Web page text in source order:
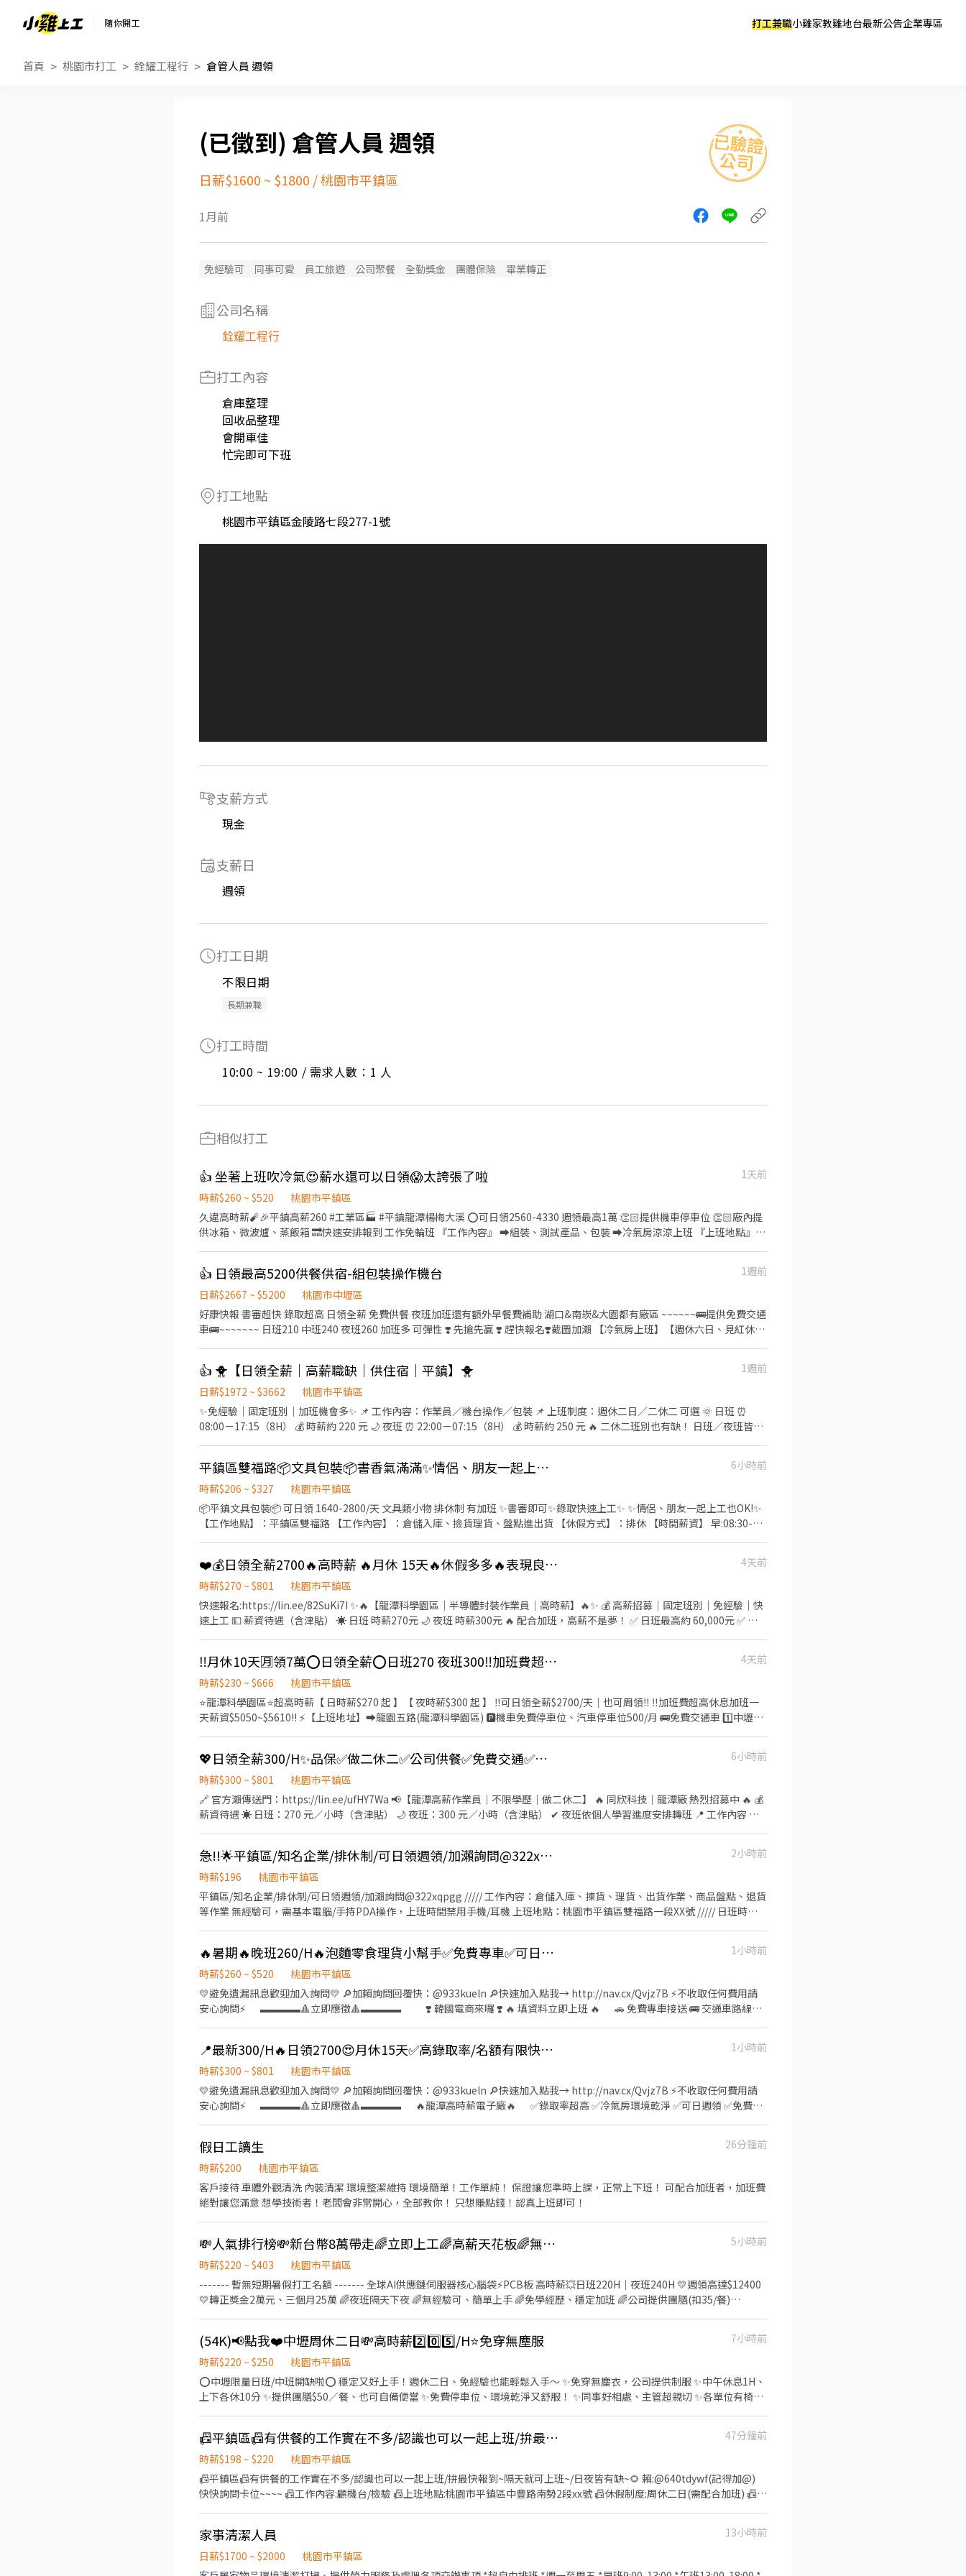
隨你開工 打工兼職小雞家教雞地台最新公告企業專區
首頁 桃園市打工 銓耀工程行 倉管人員 週領
倉管人員 週領
日薪$1600 ~ $1800 /桃園市平鎮區
1月前
免經驗可 同事可愛 員工旅遊 公司聚餐 全勤獎金 團體保險 畢業轉正
公司名稱
銓耀工程行
打工內容
倉庫整理
回收品整理
會開車佳
忙完即可下班
打工地點
桃園市平鎮區金陵路七段277-1號
支薪方式
現金
支薪日
週領
打工日期
不限日期
長期兼職
打工時間
10:00 ~ 19:00 / 需求人數：1 人
相似打工
👍 坐著上班吹冷氣😍薪水還可以日領😱太誇張了啦
1天前
時薪$260 ~ $520
桃園市平鎮區
久違高時薪🧨🎉平鎮高薪260 #工業區🏭 #平鎮龍潭楊梅大溪 ⭕️可日領2560-4330 週領最高1萬 👏🏻提供機車停車位 👏🏻廠內提
供冰箱、微波爐、蒸飯箱 🔜快速安排報到 工作免輪班 『工作內容』 ➡️組裝、測試產品、包裝 ➡️冷氣房涼涼上班 『上班地點』
﹌﹌﹌﹌﹌﹌﹌﹌﹌﹌﹌ ᴸᴵᴺᴱ ᴵᴰ ➞ @976lgyne (點網址即可加入) 日領高薪🔜包子推薦給你💖 加入後 提供『職缺截圖+姓名+電
話』 快速幫你安排上工✌ https://lin.ee/CcskdiH
👍 日領最高5200供餐供宿-組包裝操作機台
1週前
日薪$2667 ~ $5200
桃園市中壢區
好康快報 書審超快 錄取超高 日領全薪 免費供餐 夜班加班還有額外早餐費補助 湖口&南崁&大園都有廠區 ~~~~~~🚌提供免費交通
車🚌~~~~~~~ 日班210 中班240 夜班260 加班多 可彈性 ❣️ 先搶先贏 ❣️ 趕快報名❣️截圖加瀨 【冷氣房上班】【週休六日、見紅休】
薪 #高額週領一萬 #轉他人帳戶 #現金 ⚡️⚡️⚡️名額有限 截圖✚ ʟɪɴᴇ 報名 ⚡️⚡️⚡️ 安心求職請找💼徐小姐 點擊快速✚好友：
https://lin.ee/JefzYJo
👍 🐥【日領全薪｜高薪職缺｜供住宿｜平鎮】🐥
1週前
日薪$1972 ~ $3662
桃園市平鎮區
✨免經驗｜固定班別｜加班機會多✨ 📌 工作內容：作業員／機台操作／包裝 📌 上班制度：週休二日／二休二 可選 🌞 日班 ⏰
08:00－17:15（8H） 💰 時薪約 220 元 🌙 夜班 ⏰ 22:00－07:15（8H） 💰 時薪約 250 元 🔥 二休二班別也有缺！ 日班／夜班皆可
提供住宿 #平鎮 #中壢#桃園 #八德 #日領全薪 #高額週領一萬 #轉他人帳戶 #現金 ⚡️⚡️⚡️名額有限 截圖✚ ʟɪɴᴇ 報名 ⚡️⚡️⚡️ 安心求職請
找💼徐小姐 點擊快速✚好友： https://lin.ee/JefzYJo
平鎮區雙福路📦文具包裝📦書香氣滿滿✨情侶、朋友一起上工也OK✨
6小時前
時薪$206 ~ $327
桃園市平鎮區
📦平鎮文具包裝📦 可日領 1640-2800/天 文具類小物 排休制 有加班 ✨書審即可✨錄取快速上工✨ ✨情侶、朋友一起上工也OK!✨
【工作地點】：平鎮區雙福路 【工作內容】：倉儲入庫、撿貨理貨、盤點進出貨 【休假方式】：排休 【時間薪資】 早:08:30-
徵請詢問我❤️ ❤️馬上為你安排❤️ 這裡加 👉 : @304xehir (要加@喔!!!) 📱 📱 電話 : 0973-678-006 優質-鍾小姐
https://lin.ee/l0gXf3R
❤️💰日領全薪2700🔥高時薪 🔥月休 15天🔥休假多多🔥表現良好可轉正
4天前
時薪$270 ~ $801
桃園市平鎮區
快速報名:https://lin.ee/82SuKi7I ✨🔥【龍潭科學園區｜半導體封裝作業員｜高時薪】🔥✨ 💰 高薪招募｜固定班別｜免經驗｜快
速上工 💵 薪資待遇（含津貼） ☀️ 日班 時薪270元 🌙 夜班 時薪300元 🔥 配合加班，高薪不是夢！ ✅ 日班最高約 60,000元 ✅ 夜
━━━━━━━━━━━━━━ 🛠 工作內容 ✔ 客製化半導體微型模組封裝 ✔ 機台操作、上下料 ✔ 產品組裝、檢驗、包裝 ✔ 完
成主管交辦事項 ━━━━━━━━━━━━━━ ⏰ 上班時間 ☀️ 日班｜07:00－19:10 🌙 夜班｜19:00－07:10 📅 做二休二（固定
班別） 🍱 中午休息60分鐘，用餐自理 ━━━━━━━━━━━━━━ 🎁 福利制度 ✅ 勞保、健保、勞退6%提撥 ✅ 三節禮金（依
公司規定） ✅ 工作穩定、長期職缺 ✅ 日領／週領制度 ✅ 免經驗可，完整教育訓練 📌 應徵條件 ✔ 可接受久站作業 ✔ 可配合搬運
物料 ✔ 可配合加班 ✔無塵衣 ✔顯微鏡 📩 想加入半導體產業、挑戰高薪嗎？ 歡迎立即私訊報名或預約面試，名額有限，額滿為
止！
‼️月休10天🈷️領7萬⭕日領全薪⭕日班270 夜班300‼️加班費超高~
4天前
時薪$230 ~ $666
桃園市平鎮區
⭐龍潭科學園區⭐超高時薪【 日時薪$270 起 】【 夜時薪$300 起 】 ‼️可日領全薪$2700/天｜也可周領‼️ ‼️加班費超高休息加班一
天薪資$5050~$5610‼️ ⚡【上班地址】➡️龍園五路(龍潭科學園區) 🅿️機車免費停車位、汽車停車位500/月 🚌免費交通車 1️⃣中壢➜
IPQC、FQC、OQC等各項品質管理與產品檢驗、測試相關作業 ◆ 品質異常、不良品等相關處理作業 ◆ 各項檢驗紀錄、品質報告
及文件報表製作整理 ◆ 主管交辦事項 【上班時間＆薪資 】(含津貼+加班費) ❤️日班➜ 07:00-19:10【 時薪270/H 起 】 【月休15
天 】➜🈷️入$40,500 【加班4天 】➜🈷️入$60,700 ❤️夜班➜ 19:00-07:10 【 時薪300/H 起 】 【月休15天 】➜🈷️入$45,000 【加班4
天】➜🈷️入$67,440 - ✅享勞健保、勞退6％ ✅滿三個月享三節禮金 ✅每月15號發薪(可日領，周領) ⭕工作須配合訂單休假日加班
⭕工作久坐、穿戴全套無塵衣+顯微鏡 ♡♡♡♡ 小靜 ▶️加LI.NE詢問回覆快：@slq3097j ▶️連結加入→https://lin.ee/EkYUPQM
【截圖】想諮詢的工作ʟɪɴᴇ我♡24H回復♡ ❤️免服務費❌免抽成❌免扣薪❤️
💖日領全薪300/H✨品保✅做二休二✅公司供餐✅免費交通✅免費停車
6小時前
時薪$300 ~ $801
桃園市平鎮區
🔗 官方瀨傳送門：https://lin.ee/ufHY7Wa 📢【龍潭高薪作業員｜不限學歷｜做二休二】 🔥 同欣科技｜龍潭廠 熱烈招募中 🔥 💰
薪資待遇 ☀️ 日班：270 元／小時（含津貼） 🌙 夜班：300 元／小時（含津貼） ✔ 夜班依個人學習進度安排轉班 📍 工作內容 ・
1,700 元／天 ⏰ 上班時間 ☀️ 日班：07:00－19:10 🌙 夜班：19:00－07:10 📅 休假制度 ✔ 做二休二，工作與生活更平衡！ 📌 快速
報名面試｜請聯絡黃小姐 📱電話：0965-589-880 📱 瀨 ID：@521qbdxk 🔗 官方瀨傳送門：https://lin.ee/ufHY7Wa
急!!🌟平鎮區/知名企業/排休制/可日領週領/加瀨詢問@322xqpgg
2小時前
時薪$196
桃園市平鎮區
平鎮區/知名企業/排休制/可日領週領/加瀨詢問@322xqpgg ///// 工作內容：倉儲入庫、揀貨、理貨、出貨作業、商品盤點、退貨
等作業 無經驗可，需基本電腦/手持PDA操作，上班時間禁用手機/耳機 上班地點：桃園市平鎮區雙福路一段XX號 ///// 日班時薪
爐，有711販賣機、咖啡機 工作簡單不複雜!!好上手~錄取率高 ///// 可日領/週領 截圖加瀨詢問@322xqpgg (記得+@) 找妮妮專員
詢問
🔥暑期🔥晚班260/H🔥泡麵零食理貨小幫手✅免費專車✅可日領✅書審立即上班
1小時前
時薪$260 ~ $520
桃園市平鎮區
💛避免遺漏訊息歡迎加入詢問💛 🔎加賴詢問回覆快：@933kueln 🔎快速加入點我→ http://nav.cx/Qvjz7B ⚡不收取任何費用請
安心詢問⚡ ▬▬▬▬🔺立即應徵🔺▬▬▬▬ ❣️ 韓國電商來囉 ❣️ 🔥 填資料立即上班 🔥 🚗 免費專車接送 🚌 交通車路線一
+3000 ⸻ 📦 工作內容 ▪️ 知名網購包裹 理貨／分類 （飲料、零食、泡麵、生活用品） 👉 簡單免經驗、好上手 ▪️ 用
餐制度：免費供餐 ▪️ 休假制度：排休8~10天 ▪️ 休息時間：間休＋用餐 共 75 分鐘 ▪️ 免費供應飲料＋冰棒 🍹🍦 ⏰ 工作時間 &
薪資（含津貼） ▶️ 日班｜08:00～17:00 💰 $210 / H ▶️ 晚班｜18:00～03:00 💰 $240 / H ‼️五倉每小時+20=260/H‼️ ⭕可
不加班⭕ ⭕可日領/可週領⭕ ⭕天天供應飲料⭕ ☑️可線上書審 ☑️立即上班不用等 ▬▬▬▬🔺立即應徵🔺▬▬▬▬ 💛避
免遺漏訊息歡迎加入詢問💛 🔎加賴詢問回覆快：@933kueln 🔎快速加入點我→ http://nav.cx/Qvjz7B ⚡不收取任何費用請安心
詢問⚡
📍最新300/H🔥日領2700😍月休15天✅高錄取率/名額有限快快卡位
1小時前
時薪$300 ~ $801
桃園市平鎮區
💛避免遺漏訊息歡迎加入詢問💛 🔎加賴詢問回覆快：@933kueln 🔎快速加入點我→ http://nav.cx/Qvjz7B ⚡不收取任何費用請
安心詢問⚡ ▬▬▬▬🔺立即應徵🔺▬▬▬▬ 🔥龍潭高時薪電子廠🔥 ✅錄取率超高 ✅冷氣房環境乾淨 ✅可日週領 ✅免費機
時間拆包裝/拿治具/作帳/點數量 ▪️線邊倉事務員： 須具備文書處理能力 負責生產線生產發料 與倉庫對點原物料清單 定期帳務處
理、盤點、帳務調整 ⭐休假制度：做二休二 ⭐用餐制度：餐廳80或自理 ⭐工作時間/薪資待遇(含津貼)： ▶️日班 07:00~19:10
$270/H ➜ 月休15天大約 $40,500 ➜ 月休11天大約 $60,700 ▶️夜班 19:00~07:10 $300/H ➜ 月休15天大約 $45,000 ➜ 月休11天
大約 $67,440 ⭕可日領2700 ▬▬▬▬🔺立即應徵🔺▬▬▬▬ 💛避免遺漏訊息歡迎加入詢問💛 🔎加賴詢問回覆快：
@933kueln 🔎快速加入點我→ http://nav.cx/Qvjz7B ⚡不收取任何費用請安心詢問⚡
假日工讀生
26分鐘前
時薪$200
桃園市平鎮區
客戶接待 車體外觀清洗 內裝清潔 環境整潔維持 環境簡單！工作單純！ 保證讓您準時上課，正常上下班！ 可配合加班者，加班費
絕對讓您滿意 想學技術者！老闆會非常開心，全部教你！ 只想賺點錢！認真上班即可！
💸人氣排行榜💸新台幣8萬帶走🌈立即上工🌈高薪天花板🌈無經驗OK💥週領12400
5小時前
時薪$220 ~ $403
桃園市平鎮區
------- 暫無短期暑假打工名額 ------- 全球AI供應鏈伺服器核心腦袋⚡PCB板 高時薪💥日班220H｜夜班240H 💛週領高達$12400
💛轉正獎金2萬元、三個月25萬 🌈夜班隔天下夜 🌈無經驗可、簡單上手 🌈免學經歷、穩定加班 🌈公司提供團膳(扣35/餐)
240H 薪約$56,321~$84,961 ─────────────────── 📲應徵方式： ✦高薪職缺找【林林🎀Luna】✦ 📩ID：
@953jhhqr (要加@) ➡️點擊快速✚好友： https://lin.ee/o0sJSJk ☎️預約專線：0965-236580
(54K)📢點我❤️中壢周休二日💸高時薪2️⃣0️⃣5️⃣/H⭐免穿無塵服
7小時前
時薪$220 ~ $250
桃園市平鎮區
⭕中壢限量日班/中班開缺啦⭕ 穩定又好上手！週休二日、免經驗也能輕鬆入手～ ✨免穿無塵衣，公司提供制服 ✨中午休息1H、
上下各休10分 ✨提供團膳$50／餐、也可自備便當 ✨免費停車位、環境乾淨又舒服！ ✨同事好相處、主管超親切 ✨各單位有椅
班時薪205/H：$42,600~配合加班$54,690 （以上薪資包含津貼、獎金、加班） ⭐日班激勵獎金：發放獎勵金200元/天 ⭐中班激
勵獎金：發放獎勵金300元/天 (細節現場講解為主) ⭐週領最高可領$6,000 ⭕享有勞、健保、團保勞退6％ ⭕有實體門市、非詐騙
請安心求職 ❌免費報名不收取任何費用請放心 👩‍💼 招募專員｜薇薇 💚 官方洽詢 ID：@346UNYTW 💎傳送門：
https://lin.ee/Hdp4m9Z
📠平鎮區📠有供餐的工作實在不多/認識也可以一起上班/拚最快報到~隔天就可上班~/日夜皆有缺~🌻 賴:@640tdywf(記得加@) 快快詢問卡位~~~~
47分鐘前
時薪$198 ~ $220
桃園市平鎮區
📠平鎮區📠有供餐的工作實在不多/認識也可以一起上班/拚最快報到~隔天就可上班~/日夜皆有缺~🌻 賴:@640tdywf(記得加@)
快快詢問卡位~~~~ 📠工作內容:顧機台/檢驗 📠上班地點:桃園市平鎮區中豐路南勢2段xx號 📠休假制度:周休二日(需配合加班) 📠上
@) 快快詢問卡位~~~~
家事清潔人員
13小時前
日薪$1700 ~ $2000
桃園市平鎮區